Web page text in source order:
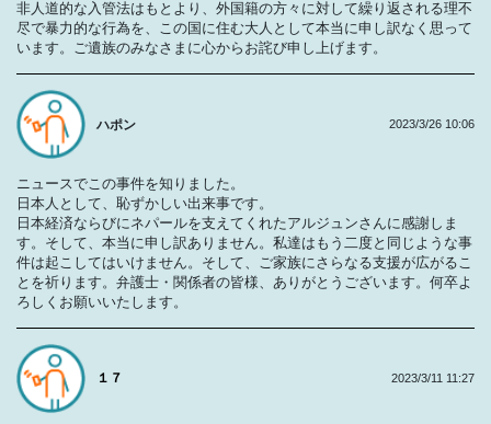
非人道的な入管法はもとより、外国籍の方々に対して繰り返される理不
尽で暴力的な行為を、この国に住む大人として本当に申し訳なく思って
います。ご遺族のみなさまに心からお詫び申し上げます。
ハポン
ニュースでこの事件を知りました。
日本人として、恥ずかしい出来事です。
日本経済ならびにネパールを支えてくれたアルジュンさんに感謝しま
す。そして、本当に申し訳ありません。私達はもう二度と同じような事
件は起こしてはいけません。そして、ご家族にさらなる支援が広がるこ
とを祈ります。弁護士・関係者の皆様、ありがとうございます。何卒よ
ろしくお願いいたします。
2023/3/26 10:06
１７ 2023/3/11 11:27